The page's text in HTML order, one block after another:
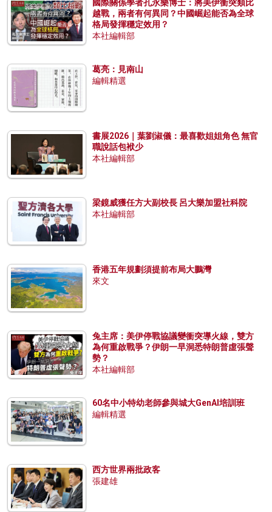
國際關係學者孔永樂博士：將美伊衝突類比
越戰，兩者有何異同？中國崛起能否為全球
格局發揮穩定效用？
本社編輯部
葛亮：見南山
編輯精選
書展2026｜葉劉淑儀：最喜歡姐姐角色 無官
職說話包袱少
本社編輯部
梁鏡威獲任方大副校長 呂大樂加盟社科院
本社編輯部
香港五年規劃須提前布局大鵬灣
來文
兔主席：美伊停戰協議變衝突導火線，雙方
為何重啟戰爭？伊朗一早洞悉特朗普虛張聲
勢？
本社編輯部
60名中小特幼老師參與城大GenAI培訓班
編輯精選
西方世界兩批政客
張建雄